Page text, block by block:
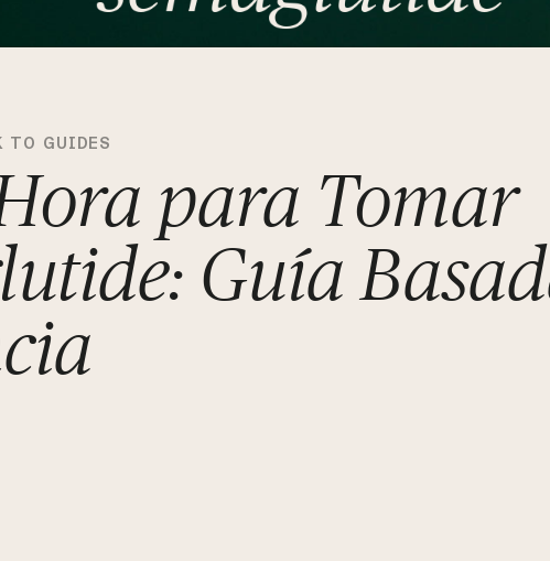
TO GUIDES
para Tomar
Guía